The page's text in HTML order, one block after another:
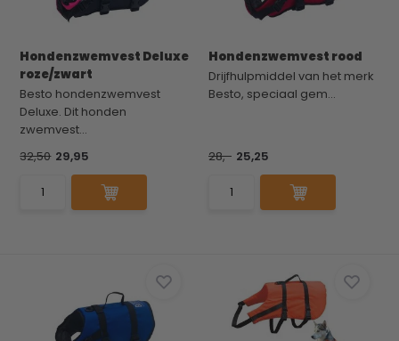
Hondenzwemvest Deluxe
roze/zwart
Besto hondenzwemvest
Deluxe. Dit honden
zwemvest...
32,50 29,95
Hondenzwemvest rood
Drijfhulpmiddel van het merk
Besto, speciaal gem...
28,- 25,25